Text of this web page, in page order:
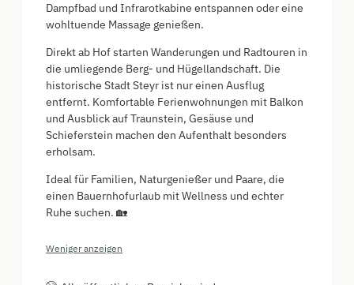
Dampfbad und Infrarotkabine entspannen oder eine
wohltuende Massage genießen.
Direkt ab Hof starten Wanderungen und Radtouren in
die umliegende Berg- und Hügellandschaft. Die
historische Stadt Steyr ist nur einen Ausflug
entfernt. Komfortable Ferienwohnungen mit Balkon
und Ausblick auf Traunstein, Gesäuse und
Schieferstein machen den Aufenthalt besonders
erholsam.
Ideal für Familien, Naturgenießer und Paare, die
einen Bauernhofurlaub mit Wellness und echter
Ruhe suchen. 🏡
Weniger anzeigen